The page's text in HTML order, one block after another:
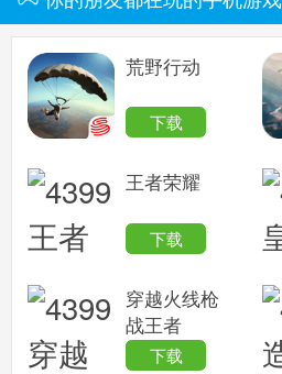
荒野行动
下载
王者荣耀
下载
穿越火线枪
战王者
下载